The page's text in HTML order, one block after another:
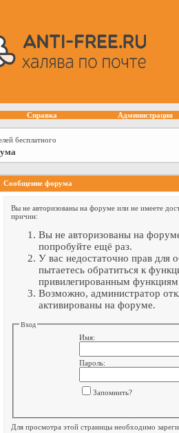
Справка Администрация
бесплатного
Сообщение форума
Вы не авторизованы на форуме или не имеете
причин:
Вы не авторизованы на
попробуйте ещё раз.
У вас недостаточно прав для
пытаетесь обратиться к
привилегированным
Возможно, администратор
активированы на форуме.
Вход
Имя:
Пароль:
Запомнить?
Для просмотра этой страницы необходимо